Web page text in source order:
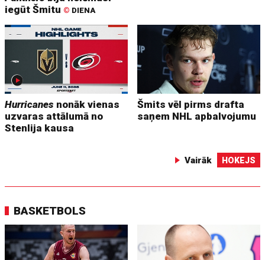
iegūt Šmitu © DIENA
Hurricanes nonāk vienas
uzvaras attālumā no
Stenlija kausa
Šmits vēl pirms drafta
saņem NHL apbalvojumu
Vairāk HOKEJS
BASKETBOLS